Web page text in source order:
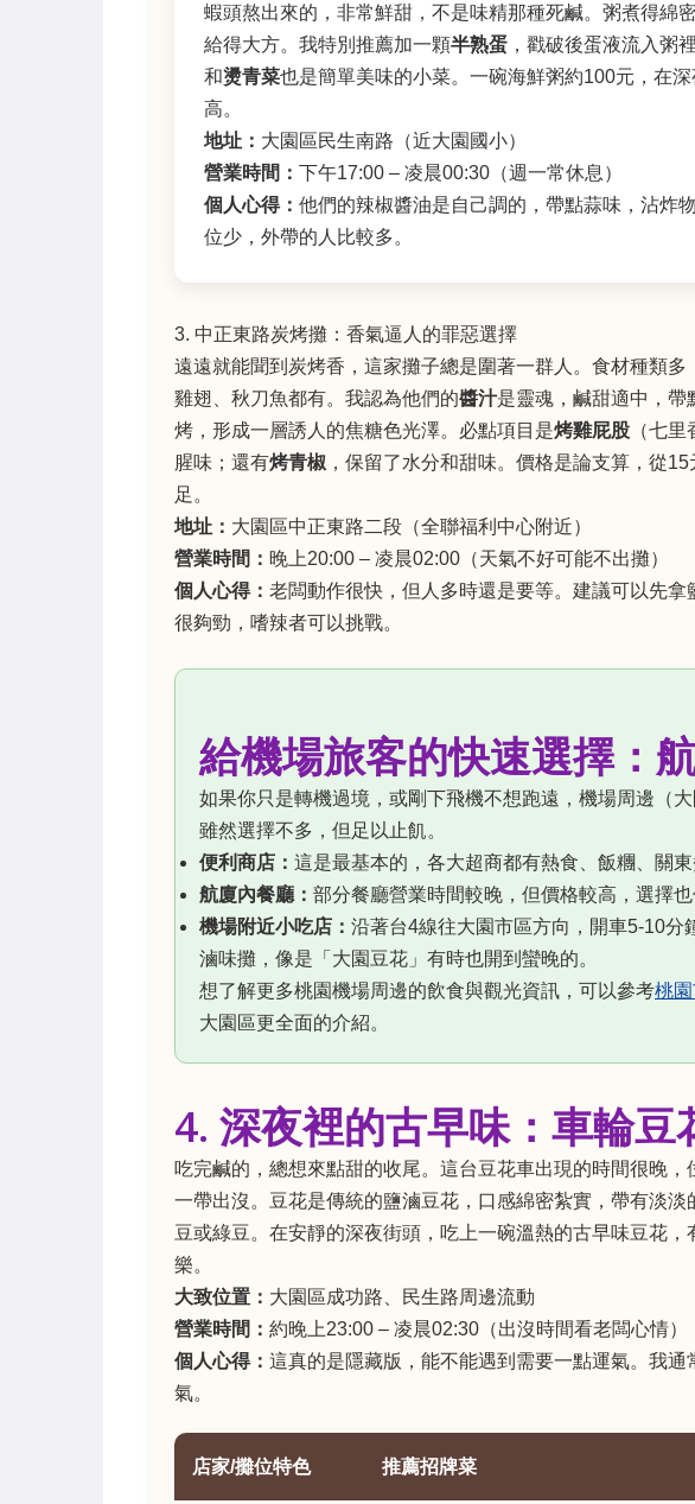
蝦頭熬出來的，非常鮮甜，不是味精那種死鹹。粥煮得綿
給得大方。我特別推薦加一顆半熟蛋 ，戳破後蛋液流入粥
和燙青菜也是簡單美味的小菜。一碗海鮮粥約100元，在
高。
地址： 大園區民生南路（近大園國小）
營業時間： 下午17:00 – 凌晨00:30（週一常休息）
個人心得： 他們的辣椒醬油是自己調的，帶點蒜味，沾炸
位少，外帶的人比較多。
3. 中正東路炭烤攤：香氣逼人的罪惡選擇
遠遠就能聞到炭烤香，這家攤子總是圍著一群人。食材種類多
雞翅、秋刀魚都有。我認為他們的醬汁是靈魂，鹹甜適中，帶
烤，形成一層誘人的焦糖色光澤。必點項目是烤雞屁股 （七
腥味；還有烤青椒 ，保留了水分和甜味。價格是論支算，從
足。
地址： 大園區中正東路二段（全聯福利中心附近）
營業時間： 晚上20:00 – 凌晨02:00（天氣不好可能不出攤）
個人心得： 老闆動作很快，但人多時還是要等。建議可以先
很夠勁，嗜辣者可以挑戰。
給機場旅客的快速選擇：
如果你只是轉機過境，或剛下飛機不想跑遠，機場周邊（
雖然選擇不多，但足以止飢。
便利商店： 這是最基本的，各大超商都有熱食、飯糰、關
航廈內餐廳： 部分餐廳營業時間較晚，但價格較高，選擇也
機場附近小吃店： 沿著台4線往大園市區方向，開車5-10分
滷味攤，像是「大園豆花」有時也開到蠻晚的。
想了解更多桃園機場周邊的飲食與觀光資訊，可以參考桃
大園區更全面的介紹。
4. 深夜裡的古早味：車輪豆
吃完鹹的，總想來點甜的收尾。這台豆花車出現的時間很晚
一帶出沒。豆花是傳統的鹽滷豆花，口感綿密紮實，帶有淡
豆或綠豆。在安靜的深夜街頭，吃上一碗溫熱的古早味豆花
樂。
大致位置： 大園區成功路、民生路周邊流動
營業時間： 約晚上23:00 – 凌晨02:30（出沒時間看老闆心情）
個人心得： 這真的是隱藏版，能不能遇到需要一點運氣。我
氣。
店家/攤位特色 推薦招牌菜